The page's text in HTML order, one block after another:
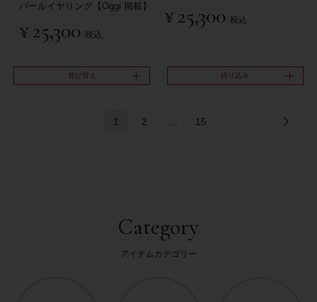
パールイヤリング【Oggi 掲載】
¥25,300 税込
¥25,300 税込
並び替え 絞り込み
1 2 … 15
Category
アイテムカテゴリー